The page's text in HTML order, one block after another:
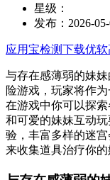
星级：
发布： 2026-
应用宝检测下载优软
与存在感薄弱的妹
险游戏，玩家将作
在游戏中你可以探
和可爱的妹妹互动
验，丰富多样的迷
来收集道具治疗你的